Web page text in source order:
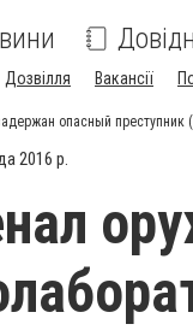
Дозвілля Вакансії
опасный
2016 р.